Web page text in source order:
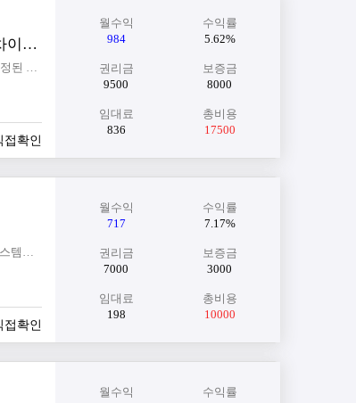
[서울 마포구] 초역세권 ★ 메인상권+오피스+아파트+오피스텔 배후! 프랜차이즈 카레전문점
#마포 핵심상권과 초역세권 #오피스·아파트·오피스텔 복합상권 #풍부한 직장인 유동과 접근성 #안정된 매출과 수익 #오토 가능 매장
접확인
월수익
984
수익률
5.62%
권리금
9500
보증금
8000
임대료
836
총비용
17500
#광주광산구 #프랜차이즈분식 #월순수익700 #안정적인매출 #생활권상권 #즉시운영가능 #운영시스템완비
접확인
월수익
717
수익률
7.17%
권리금
7000
보증금
3000
임대료
198
총비용
10000
월수익
수익률